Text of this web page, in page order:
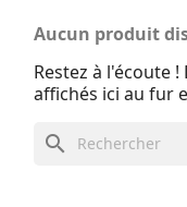
Aucun produit
Restez à l'écoute
affichés ici au fur
search